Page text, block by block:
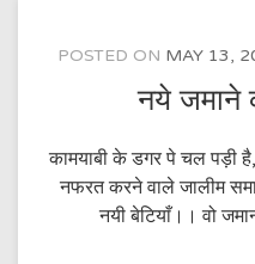
POSTED ON MAY 13,
नये जमाने
कामयाबी के डगर पे चल पड़ी
नफरत करने वाले जालीम
नयी बेटियाँ।। वो